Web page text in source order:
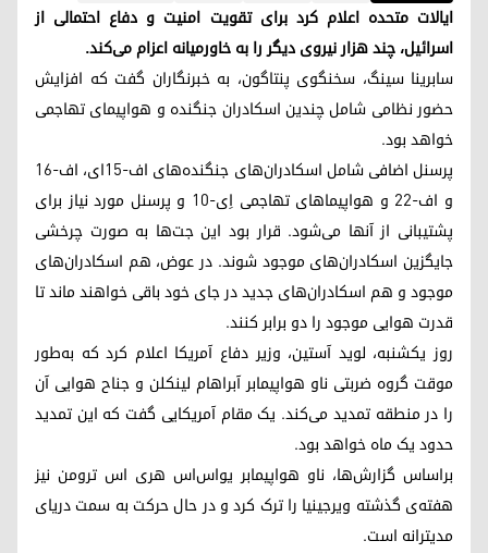
ایالات متحده اعلام کرد برای تقویت امنیت و دفاع احتمالی از
اسرائیل، چند هزار نیروی دیگر را به خاورمیانه اعزام می‌کند.
سابرینا سینگ، سخنگوی پنتاگون، به خبرنگاران گفت که افزایش
حضور نظامی شامل چندین اسکادران جنگنده و هواپیمای تهاجمی
خواهد بود.
پرسنل اضافی شامل اسکادران‌های جنگنده‌های اف-۱۵ای، اف-۱۶
و اف-۲۲ و هواپیماهای تهاجمی اِی-۱۰ و پرسنل مورد نیاز برای
پشتیبانی از آنها می‌شود. قرار بود این جت‌ها به صورت چرخشی
جایگزین اسکادران‌های موجود شوند. در عوض، هم اسکادران‌های
موجود و هم اسکادران‌های جدید در جای خود باقی خواهند ماند تا
قدرت هوایی موجود را دو برابر کنند.
روز یکشنبه، لوید آستین، وزیر دفاع آمریکا اعلام کرد که به‌طور
موقت گروه ضربتی ناو هواپیمابر آبراهام لینکلن و جناح هوایی آن
را در منطقه تمدید می‌کند. یک مقام آمریکایی گفت که این تمدید
حدود یک ماه خواهد بود.
براساس گزارش‌ها، ناو هواپیمابر یواس‌اس هری اس ترومن نیز
هفته‌ی گذشته ویرجینیا را ترک کرد و در حال حرکت به سمت دریای
مدیترانه است.